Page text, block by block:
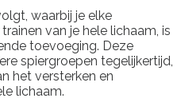
waarbij je elke
van je hele lichaam, is
toevoeging. Deze
spiergroepen tegelijkertijd,
het versterken en
lichaam.